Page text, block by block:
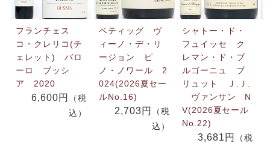
フランチェス
コ・クレリコ(チ
ェレット) バロ
ーロ ブッシ
ア 2020
6,600円
（税
込）
ベティッグ ヴ
ィーノ・デ・リ
ージョン ピ
ノ・ノワール 2
024(2026夏セー
ルNo.16)
2,703円
（税
込）
シャトー・ド・
フュイッセ ク
レマン・ド・ブ
ルゴーニュ ブ
リュット Ｊ.Ｊ.
ヴァンサン N
V(2026夏セール
No.22)
3,681円
（税